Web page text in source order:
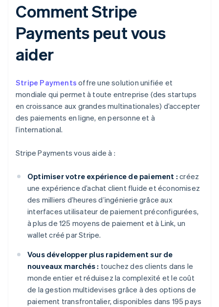
Comment Stripe
Payments peut vous
aider
Stripe Payments offre une solution unifiée et
mondiale qui permet à toute entreprise (des startups
en croissance aux grandes multinationales) d’accepter
des paiements en ligne, en personne et à
l’international.
Stripe Payments vous aide à :
Optimiser votre expérience de paiement : créez
une expérience d’achat client fluide et économisez
des milliers d’heures d’ingénierie grâce aux
interfaces utilisateur de paiement préconfigurées,
à plus de 125 moyens de paiement et à Link, un
wallet créé par Stripe.
Vous développer plus rapidement sur de
nouveaux marchés : touchez des clients dans le
monde entier et réduisez la complexité et le coût
de la gestion multidevises grâce à des options de
paiement transfrontalier, disponibles dans 195 pays